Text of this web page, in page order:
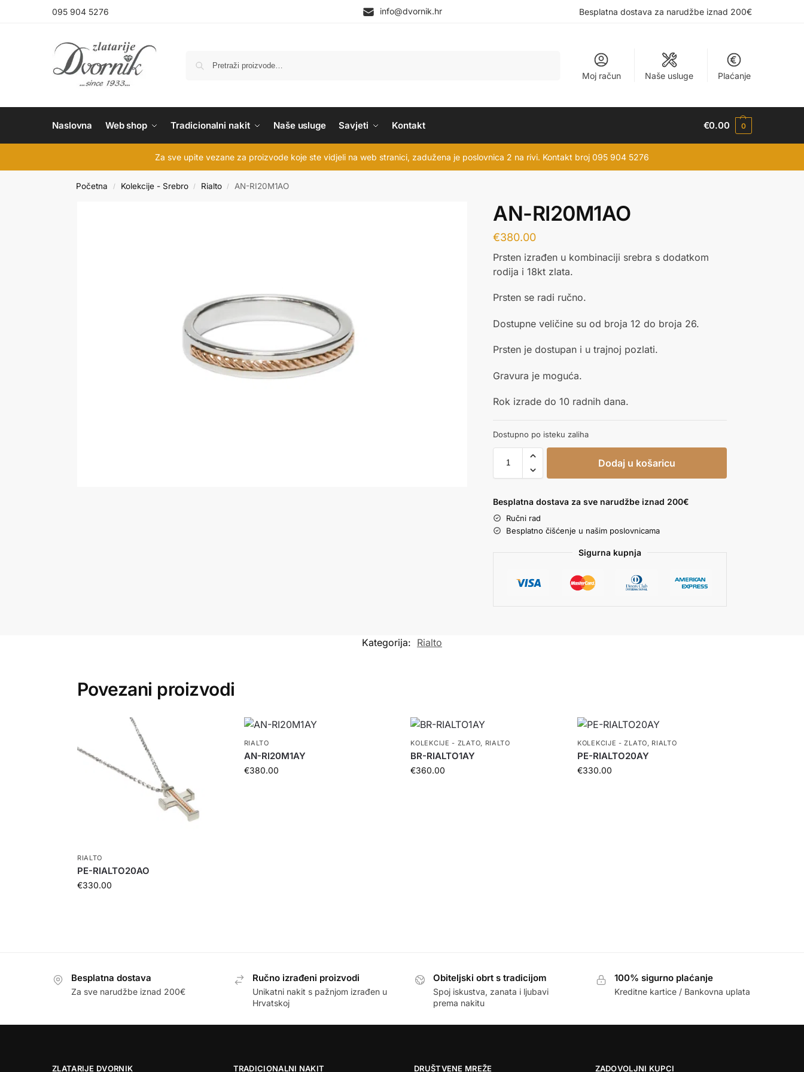
095 904 5276 info@dvornik.hr Besplatna dostava za narudžbe iznad 200€
Moj račun Naše usluge Plaćanje
Naslovna Web shop Tradicionalni nakit Naše usluge Savjeti Kontakt €0.00 0
Za sve upite vezane za proizvode koje ste vidjeli na web stranici, zadužena je poslovnica 2 na rivi. Kontakt broj 095 904 5276
Početna / Kolekcije - Srebro / Rialto / AN-RI20M1AO
AN-RI20M1AO
€380.00
Prsten izrađen u kombinaciji srebra s dodatkom
rodija i 18kt zlata.
Prsten se radi ručno.
Dostupne veličine su od broja 12 do broja 26.
Prsten je dostupan i u trajnoj pozlati.
Gravura je moguća.
Rok izrade do 10 radnih dana.
Dostupno po isteku zaliha
Dodaj u košaricu
Besplatna dostava za sve narudžbe iznad 200€
Ručni rad
Besplatno čišćenje u našim poslovnicama
Sigurna kupnja
Kategorija: Rialto
Povezani proizvodi
RIALTO
PE-RIALTO20AO
€330.00
RIALTO
AN-RI20M1AY
€380.00
KOLEKCIJE - ZLATO, RIALTO
BR-RIALTO1AY
€360.00
KOLEKCIJE - ZLATO, RIALTO
PE-RIALTO20AY
€330.00
Besplatna dostava
Za sve narudžbe iznad 200€
Ručno izrađeni proizvodi
Unikatni nakit s pažnjom izrađen u
Hrvatskoj
Obiteljski obrt s tradicijom
Spoj iskustva, zanata i ljubavi
prema nakitu
100% sigurno plaćanje
Kreditne kartice / Bankovna uplata
ZLATARIJE DVORNIK TRADICIONALNI NAKIT DRUŠTVENE MREŽE ZADOVOLJNI KUPCI